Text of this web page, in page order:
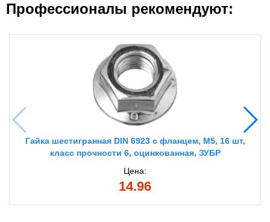
Профессионалы рекомендуют:
Гайка шестигранная DIN 6923 с фланцем, M5, 16 шт,
класс прочности 6, оцинкованная, ЗУБР
Цена:
14.96